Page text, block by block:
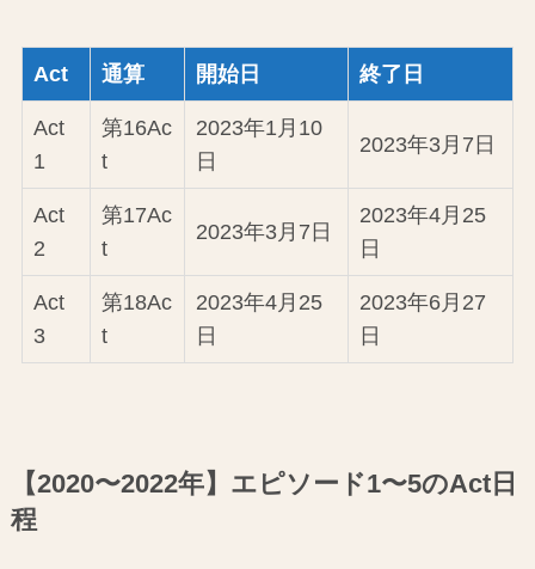
Act 通算 開始日 終了日
Act
1
第16Ac
t
2023年1月10
日
2023年3月7日
Act
2
第17Ac
t
2023年3月7日
2023年4月25
日
Act
3
第18Ac
t
2023年4月25
日
2023年6月27
日
【2020〜2022年】エピソード1〜5のAct日
程